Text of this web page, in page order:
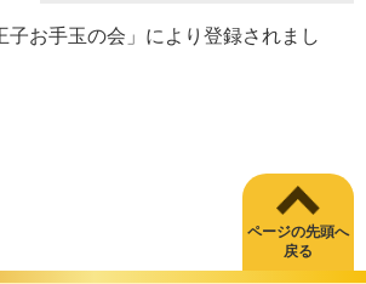
子お手玉の会」により登録されまし
ページの先頭へ
戻る